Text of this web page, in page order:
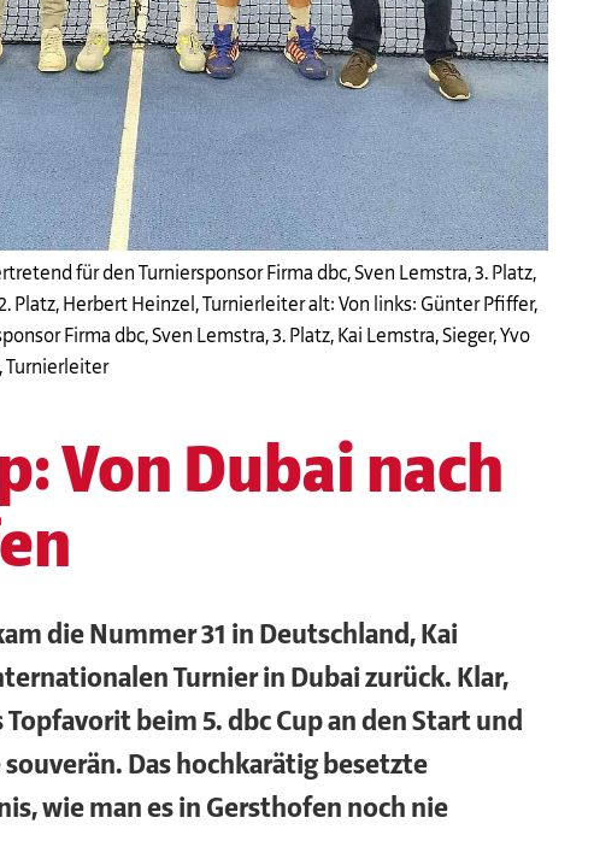
für den Turniersponsor Firma dbc, Sven Lemstra, 3. Platz,
Platz, Herbert Heinzel, Turnierleiter alt: Von links: Günter Pfiffer,
Firma dbc, Sven Lemstra, 3. Platz, Kai Lemstra, Sieger, Yvo
Turnierleiter
Von Dubai nach
die Nummer 31 in Deutschland, Kai
Turnier in Dubai zurück. Klar,
Topfavorit beim 5. dbc Cup an den Start und
Das hochkarätig besetzte
wie man es in Gersthofen noch nie